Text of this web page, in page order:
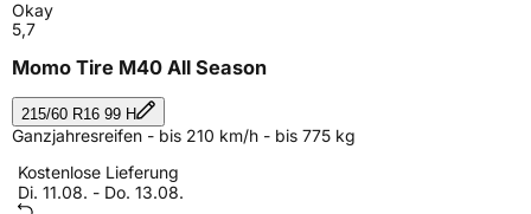
Okay
5,7
Momo Tire M40 All Season
215/60 R16 99 H
Ganzjahresreifen - bis 210 km/h - bis 775 kg
Kostenlose Lieferung
Di. 11.08. - Do. 13.08.